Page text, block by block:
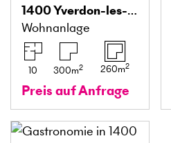
1400Yverdon-les-Bains
Wohnanlage
10 300m2 260m2
Preis auf Anfrage